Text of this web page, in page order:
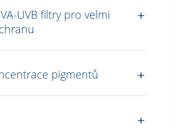
UVB filtry pro velmi
pigmentů